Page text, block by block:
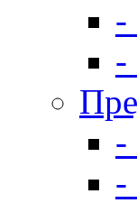
-
-
-
-